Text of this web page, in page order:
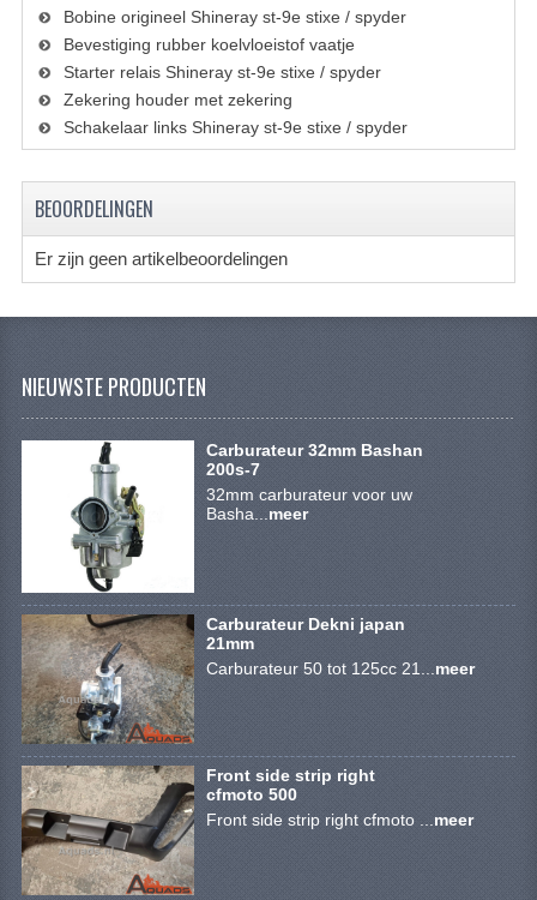
WIEL OPHANGING
WIELEN EN BANDEN
SEGWAY QUADS
VELGEN & BANDEN
10 INCH VELGEN
6 INCH BANDEN
7 INCH VELGEN
8 INCH VELGEN
E SCOOTERS
ACCOUNT
Bobine origineel Shineray st-9e stixe / spyder
Bevestiging rubber koelvloeistof vaatje
Starter relais Shineray st-9e stixe / spyder
Zekering houder met zekering
Schakelaar links Shineray st-9e stixe / spyder
BEOORDELINGEN
Er zijn geen artikelbeoordelingen
NIEUWSTE PRODUCTEN
Carburateur 32mm Bashan
200s-7
32mm carburateur voor uw
Basha... meer
Carburateur Dekni japan
21mm
Carburateur 50 tot 125cc 21... meer
Front side strip right
cfmoto 500
Front side strip right cfmoto ... meer